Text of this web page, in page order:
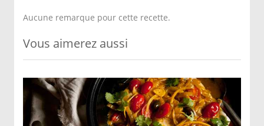
Aucune remarque pour cette recette.
Vous aimerez aussi